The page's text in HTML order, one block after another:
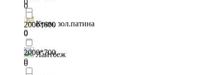
Крем, зол.патина
0
Лайтбеж
0
0
2000*600
0
2000*700
0